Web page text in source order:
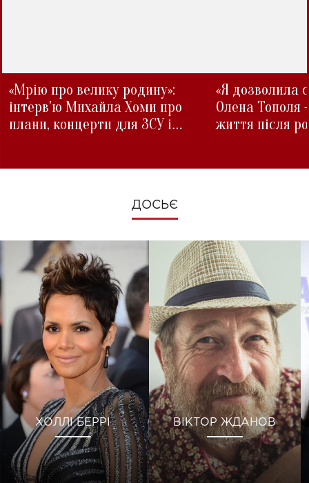
«Мрію про велику родину»:
інтерв'ю Михайла Хоми про
плани, концерти для ЗСУ і
«Я дозволила
Олена Тополя
життя після
ДОСЬЄ
ХОЛЛІ БЕРРІ ВІКТОР ЖДАНОВ